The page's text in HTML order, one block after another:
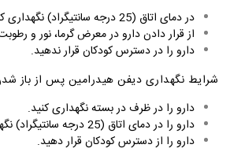
در دمای اتاق (25 درجه سانتیگراد) نگهداری کنید.
از قرار دادن دارو در معرض گرما، نور و
دارو را در دسترس کودکان قرار ندهید.
شرایط نگهداری دیفن هیدرامین پس از باز
دارو را در ظرف در بسته نگهداری کنید.
دارو را در دمای اتاق (25 درجه سانتیگراد) نگهداری کنید.
دارو را از دسترس کودکان قرار دهید.